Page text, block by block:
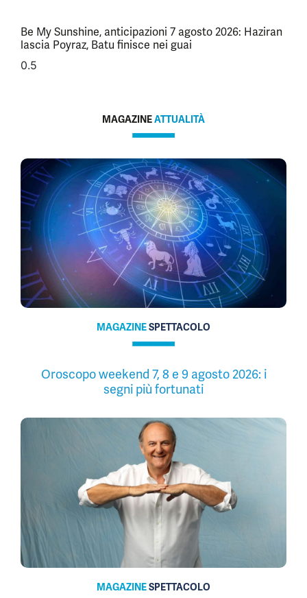
Be My Sunshine, anticipazioni 7 agosto 2026: Haziran
lascia Poyraz, Batu finisce nei guai
MAGAZINEATTUALITÀ
MAGAZINESPETTACOLO
Oroscopo weekend 7, 8 e 9 agosto 2026: i
segni più fortunati
MAGAZINESPETTACOLO